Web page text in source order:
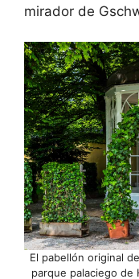
mirador de
El pabellón original
parque palaciego de